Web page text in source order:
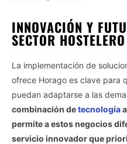
INNOVACIÓN Y
SECTOR HOSTELERO
La implementación de
ofrece Horago es clave para
puedan adaptarse a las
combinación detecnología
permite a estos negocios
servicio innovador que